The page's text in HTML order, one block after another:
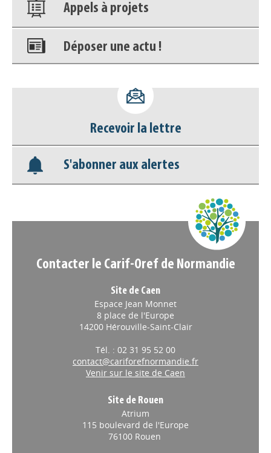
Appels à projets
Déposer une actu !
déconnecter)
Base documentaire
Nos veilles Scoop.it
Recevoir la lettre
S'abonner aux alertes
Contacter le Carif-Oref de Normandie
Site de Caen
Espace Jean Monnet
8 place de l'Europe
14200 Hérouville-Saint-Clair
Tél. : 02 31 95 52 00
contact@cariforefnormandie.fr
Venir sur le site de Caen
Site de Rouen
Atrium
115 boulevard de l'Europe
76100 Rouen